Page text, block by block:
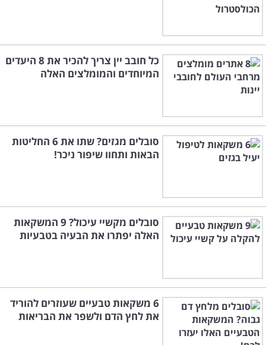
כל חובב יין צריך להכיר את 8 היעדים
המיוחדים והמומלצים האלה
סובלים מגזים? שתו את 6 החליטות
הבאות ותחוו שיפור ניכר!
סובלים מקשיי עיכול? 9 המשקאות
האלה יפתרו את הבעיה בטבעיות
6 משקאות טבעיים שעוזרים להוריד
את לחץ הדם ולשפר את הבריאות